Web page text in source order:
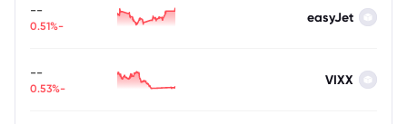
easyJet
--
-0.51%
VIXX
--
-0.53%